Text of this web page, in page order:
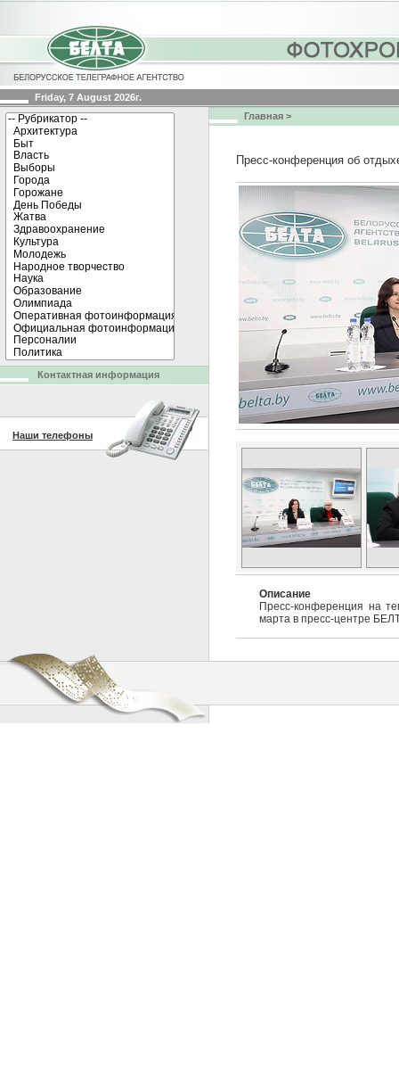
Friday, 7 August 2026г.
Главная >
Пресс-конференция об
Описание
Пресс-конференция на
марта в пресс-центре
Контактная информация
Наши телефоны